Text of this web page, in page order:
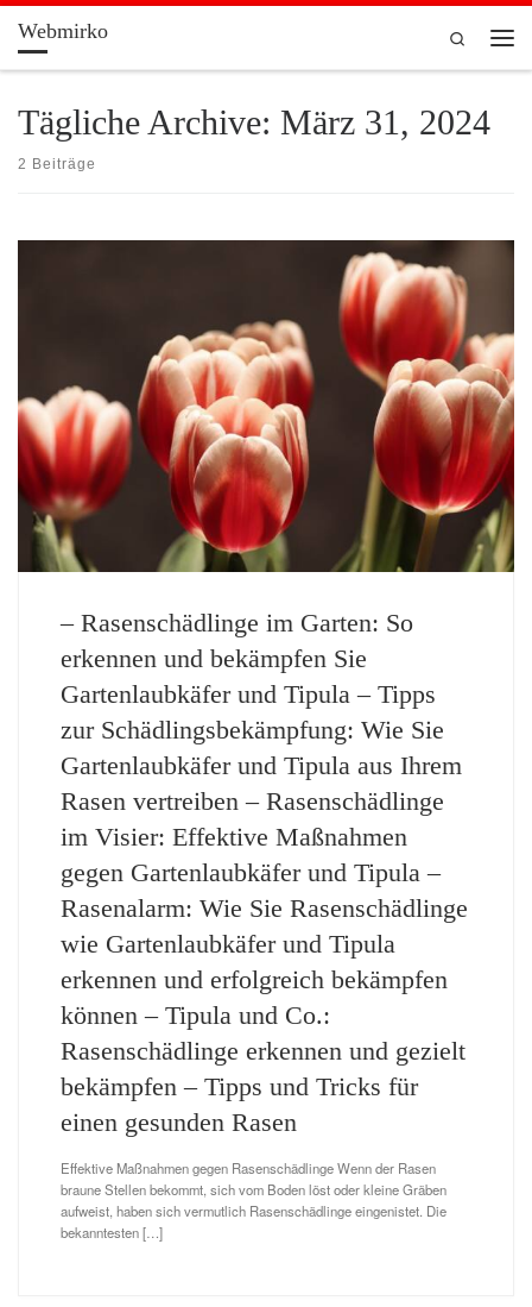
Zum Inhalt springen
Webmirko
Search
Tägliche Archive: März 31, 2024
2 Beiträge
– Rasenschädlinge im Garten: So
erkennen und bekämpfen Sie
Gartenlaubkäfer und Tipula – Tipps
zur Schädlingsbekämpfung: Wie Sie
Gartenlaubkäfer und Tipula aus Ihrem
Rasen vertreiben – Rasenschädlinge
im Visier: Effektive Maßnahmen
gegen Gartenlaubkäfer und Tipula –
Rasenalarm: Wie Sie Rasenschädlinge
wie Gartenlaubkäfer und Tipula
erkennen und erfolgreich bekämpfen
können – Tipula und Co.:
Rasenschädlinge erkennen und gezielt
bekämpfen – Tipps und Tricks für
einen gesunden Rasen
Effektive Maßnahmen gegen Rasenschädlinge Wenn der Rasen
braune Stellen bekommt, sich vom Boden löst oder kleine Gräben
aufweist, haben sich vermutlich Rasenschädlinge eingenistet. Die
bekanntesten […]